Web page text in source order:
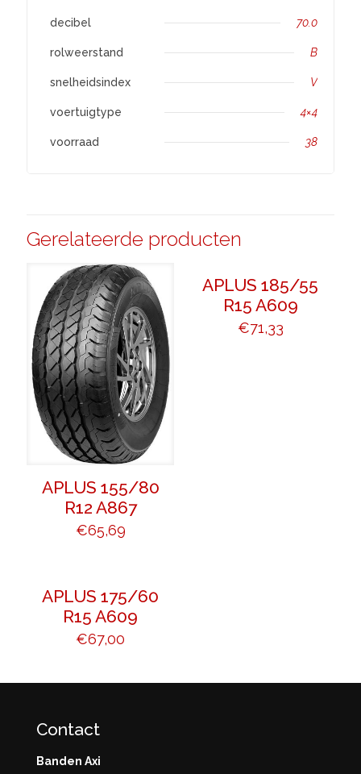
decibel 70.0
rolweerstand B
snelheidsindex V
voertuigtype 4×4
voorraad 38
Gerelateerde producten
APLUS 155/80
R12 A867
€65,69
APLUS 185/55
R15 A609
€71,33
APLUS 175/60
R15 A609
€67,00
Contact
Banden Axi